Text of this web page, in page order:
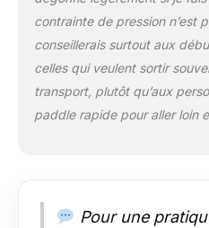
contrainte de pression n’est
conseillerais surtout aux
celles qui veulent sortir
transport, plutôt qu’aux
paddle rapide pour aller loin
Pour une